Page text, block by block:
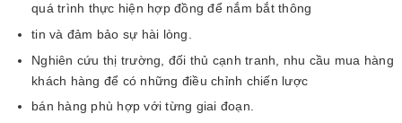
quá trình thực hiện hợp đồng để nắm bắt thông
tin và đảm bảo sự hài lòng.
Nghiên cứu thị trường, đối thủ cạnh tranh, nhu cầu mua hàng
khách hàng để có những điều chỉnh chiến lược
bán hàng phù hợp với từng giai đoạn.